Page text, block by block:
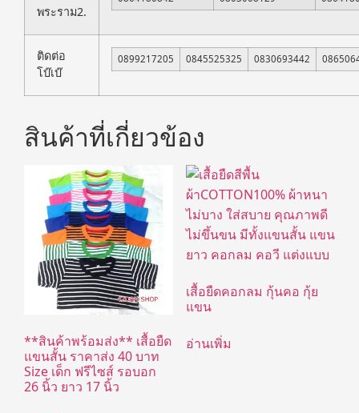
พระราม2.
ติดต่อ
โบ๊เบ๊
0899217205 0845525325 0830693442
สินค้าที่เกี่ยวข้อง
**สินค้าพร้อมส่ง** เสื้อยืด
แขนสั้น ราคาส่ง 40 บาท
Size เด็ก ฟรีไซส์ รอบอก
26 นิ้ว ยาว 17 นิ้ว
เสื้อยืดคอกลม กุ้นคอ กุ้ย
แขน
อ่านเพิ่ม